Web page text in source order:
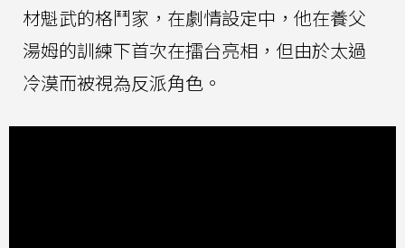
材魁武的格鬥家，在劇情設定中，他在養父
湯姆的訓練下首次在擂台亮相，但由於太過
冷漠而被視為反派角色。